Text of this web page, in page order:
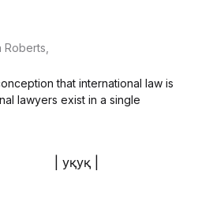
Roberts,
that international law is
lawyers exist in a single
| Ҳуқуқ |